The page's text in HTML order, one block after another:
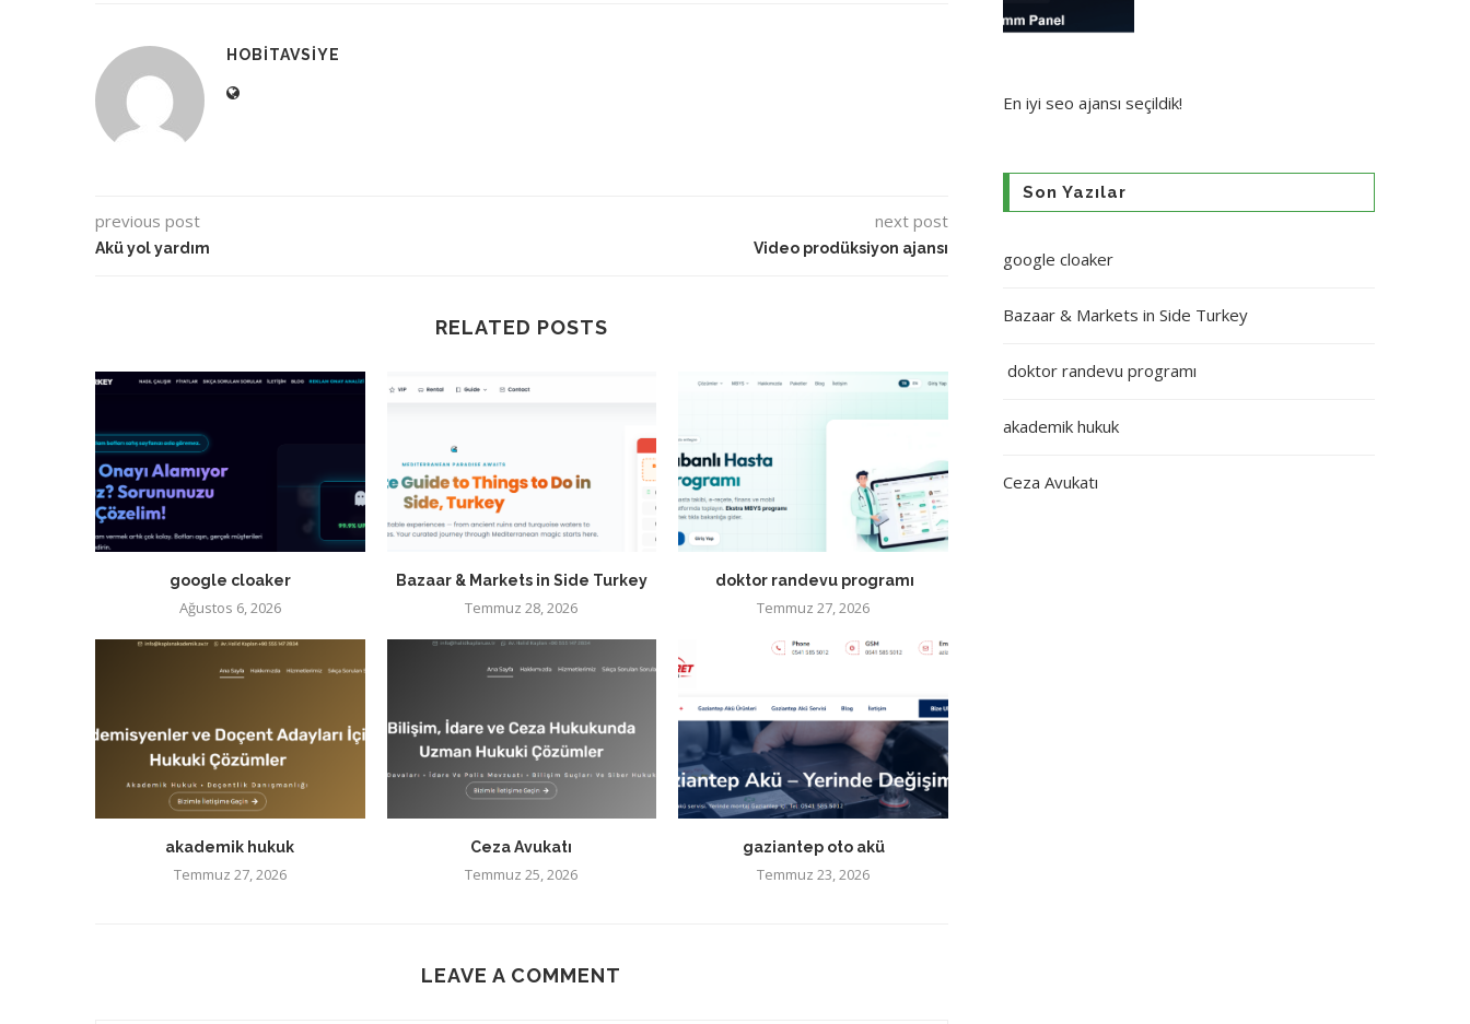
HOBITAVSIYE
previous post
Akü yol yardım
next post
Video prodüksiyon ajansı
RELATED POSTS
google cloaker
Ağustos 6, 2026
Bazaar & Markets in Side Turkey
Temmuz 28, 2026
doktor randevu programı
Temmuz 27, 2026
akademik hukuk
Temmuz 27, 2026
Ceza Avukatı
Temmuz 25, 2026
gaziantep oto akü
Temmuz 23, 2026
LEAVE A COMMENT
En iyi seo ajansı seçildik!
Son Yazılar
google cloaker
Bazaar & Markets in Side Turkey
doktor randevu programı
akademik hukuk
Ceza Avukatı